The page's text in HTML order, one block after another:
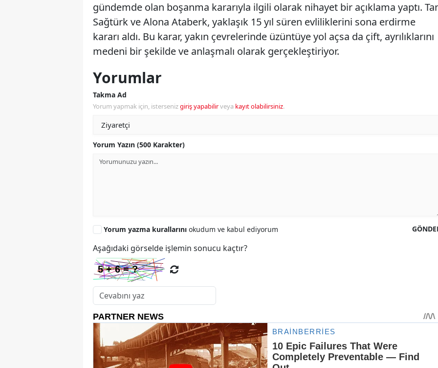
gündemde olan boşanma kararıyla ilgili olarak nihayet bir açıklama yaptı.
Sağtürk ve Alona Ataberk, yaklaşık 15 yıl süren evliliklerini sona erdirme
kararı aldı. Bu karar, yakın çevrelerinde üzüntüye yol açsa da çift, ayrılıklarını
medeni bir şekilde ve anlaşmalı olarak gerçekleştiriyor.
Yorumlar
Takma Ad
Yorum yapmak için, istersenizgiriş yapabilirveya kayıt olabilirsiniz.
Yorum Yazın (500 Karakter)
Yorum yazma kurallarını okudum ve kabul ediyorum
Aşağıdaki görselde işlemin sonucu kaçtır?